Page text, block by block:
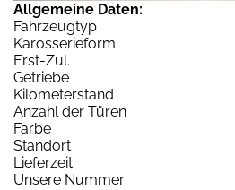
Allgemeine Daten:
Fahrzeugtyp
Karosserieform
Erst-Zul.
Getriebe
Kilometerstand
Anzahl der Türen
Farbe
Standort
Lieferzeit
Unsere Nummer